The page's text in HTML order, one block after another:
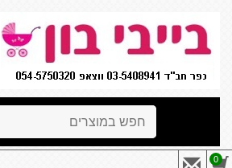
נגישות
אתר
המרכזי
0